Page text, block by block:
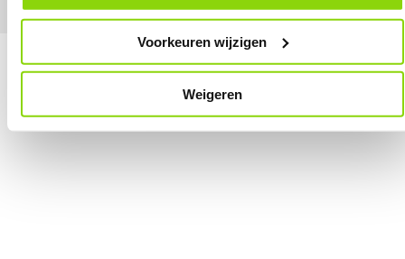
Voorkeuren wijzigen
Weigeren